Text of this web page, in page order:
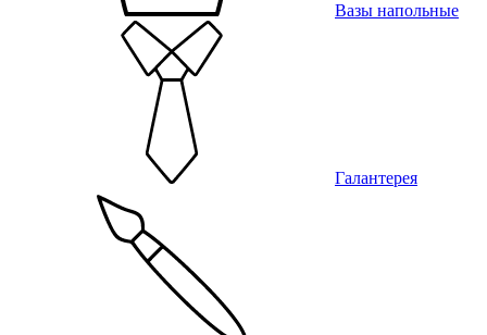
Вазы напольные
Галантерея